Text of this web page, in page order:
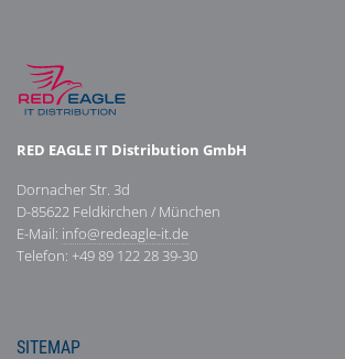
RED EAGLE IT Distribution GmbH
Dornacher Str. 3d
D-85622 Feldkirchen / München
E-Mail: info@redeagle-it.de
Telefon: +49 89 122 28 39-30
SITEMAP